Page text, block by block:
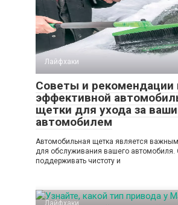
Лайфхаки
Советы и рекомендации
эффективной
щетки для ухода за
автомобилем
Автомобильная щетка является
для обслуживания вашего автомобиля.
поддерживать чистоту и
Лайфхаки